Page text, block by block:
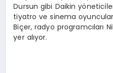
Dursun gibi Daikin
tiyatro ve sinema
Biçer, radyo programcıları
yer alıyor.